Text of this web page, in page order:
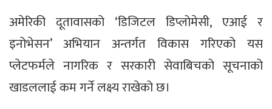
अमेरिकी दूतावासको ‘डिजिटल डिप्लोमेसी, एआई र
इनोभेसन’ अभियान अन्तर्गत विकास गरिएको यस
प्लेटफर्मले नागरिक र सरकारी सेवाबिचको सूचनाको
खाडललाई कम गर्ने लक्ष्य राखेको छ।